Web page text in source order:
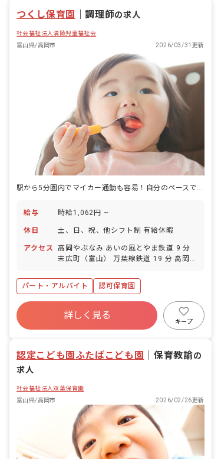
つくし保育園 ｜調理師の求人
社会福祉法人清陵児童福祉会
富山県/高岡市
2026/03/31更新
給与 時給1,062円 ~
休日 土、日、祝、他シフト制 有給休暇
アクセス
高岡やぶなみ あいの風とやま鉄道 9 分
末広町（富山） 万葉線鉄道 19 分 高岡駅
道 20 分 高岡 JR城端線 20 分
パート・アルバイト 認可保育園
詳しく見る
キープ
認定こども園ふたばこども園 保育教諭の
求人
社会福祉法人双葉保育園
富山県/高岡市
2026/02/26更新